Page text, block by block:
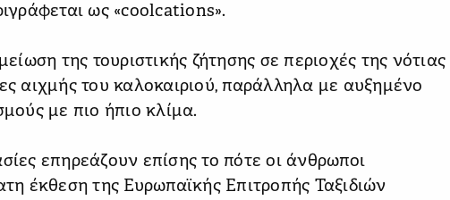
ως «coolcations».
της τουριστικής ζήτησης σε περιοχές της νότιας
αιχμής του καλοκαιριού, παράλληλα με αυξημένο
με πιο ήπιο κλίμα.
επηρεάζουν επίσης το πότε οι άνθρωποι
έκθεση της Ευρωπαϊκής Επιτροπής Ταξιδιών